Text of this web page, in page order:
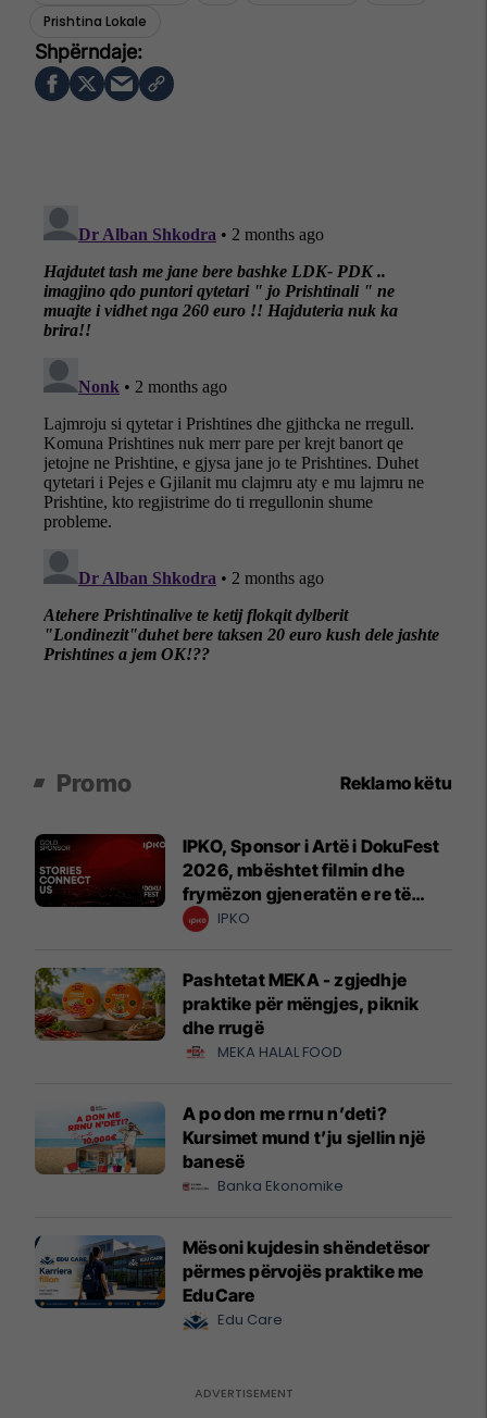
Prishtina Lokale
Promo Reklamo këtu
IPKO, Sponsor i Artë i DokuFest
2026, mbështet filmin dhe
frymëzon gjeneratën e re të
krijuesve
IPKO
Pashtetat MEKA - zgjedhje
praktike për mëngjes, piknik
dhe rrugë
MEKA HALAL FOOD
A po don me rrnu n’deti?
Kursimet mund t’ju sjellin një
banesë
Banka Ekonomike
Mësoni kujdesin shëndetësor
përmes përvojës praktike me
EduCare
Edu Care